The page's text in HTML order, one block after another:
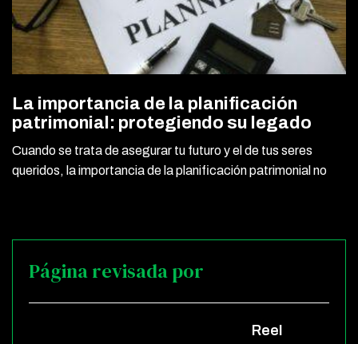
La importancia de la planificación
patrimonial: protegiendo su legado
Cuando se trata de asegurar tu futuro y el de tus seres
queridos, la importancia de la planificación patrimonial no
Página revisada por
Reel